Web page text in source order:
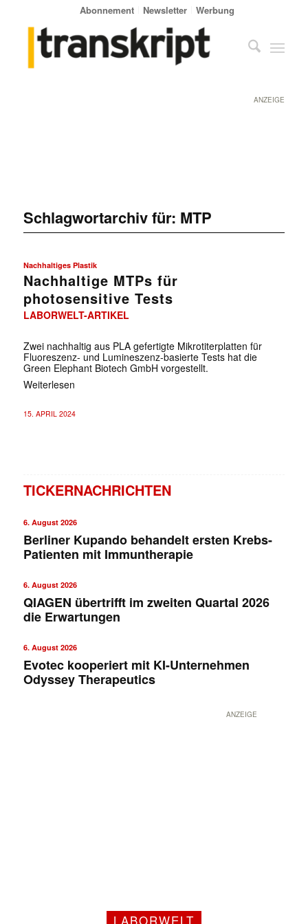
Abonnement Newsletter Werbung
ANZEIGE
Schlagwortarchiv für: MTP
Nachhaltiges Plastik
Nachhaltige MTPs für
photosensitive Tests
LABORWELT-ARTIKEL
Zwei nachhaltig aus PLA gefertigte Mikrotiterplatten für
Fluoreszenz- und Lumineszenz-basierte Tests hat die
Green Elephant Biotech GmbH vorgestellt.
Weiterlesen
15. APRIL 2024
TICKERNACHRICHTEN
6. August 2026
Berliner Kupando behandelt ersten Krebs-
Patienten mit Immuntherapie
6. August 2026
QIAGEN übertrifft im zweiten Quartal 2026
die Erwartungen
6. August 2026
Evotec kooperiert mit KI-Unternehmen
Odyssey Therapeutics
ANZEIGE
LABORWELT